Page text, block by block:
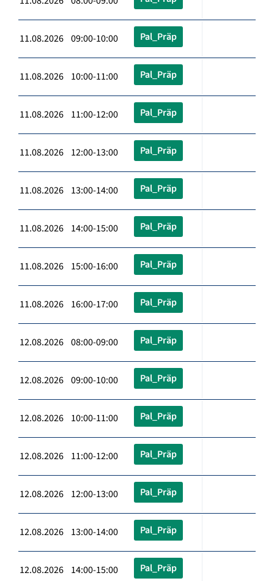
11.08.2026 09:00-10:00 Pal_Präp
11.08.2026 10:00-11:00 Pal_Präp
11.08.2026 11:00-12:00 Pal_Präp
11.08.2026 12:00-13:00 Pal_Präp
11.08.2026 13:00-14:00 Pal_Präp
11.08.2026 14:00-15:00 Pal_Präp
11.08.2026 15:00-16:00 Pal_Präp
11.08.2026 16:00-17:00 Pal_Präp
12.08.2026 08:00-09:00 Pal_Präp
12.08.2026 09:00-10:00 Pal_Präp
12.08.2026 10:00-11:00 Pal_Präp
12.08.2026 11:00-12:00 Pal_Präp
12.08.2026 12:00-13:00 Pal_Präp
12.08.2026 13:00-14:00 Pal_Präp
12.08.2026 14:00-15:00 Pal_Präp